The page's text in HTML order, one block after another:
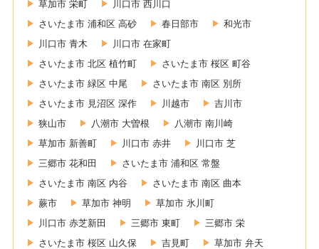
草加市 栄町
川口市 西川口
さいたま市 浦和区 高砂
春日部市
和光市
川口市 青木
川口市 在家町
さいたま市 北区 植竹町
さいたま市 桜区 町谷
さいたま市 緑区 中尾
さいたま市 南区 別所
さいたま市 見沼区 深作
川越市
吉川市
狭山市
八潮市 大曽根
八潮市 南川崎
草加市 新善町
川口市 赤井
川口市 芝
三郷市 花和田
さいたま市 浦和区 常盤
さいたま市 南区 内谷
さいたま市 南区 曲本
蕨市
草加市 神明
草加市 氷川町
川口市 赤芝新田
三郷市 東町
三郷市 栄
さいたま市 桜区 山久保
吉見町
草加市 弁天